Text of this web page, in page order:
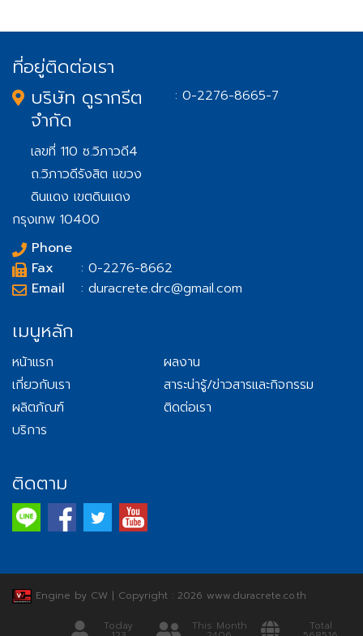
ที่อยู่ติดต่อเรา
บริษัท ดูรากรีต
จำกัด
เลขที่ 110 ซ.วิภาวดี4
ถ.วิภาวดีรังสิต แขวง
ดินแดง เขตดินแดง
กรุงเทพ 10400
Phone
: 0-2276-8665-7
Fax
: 0-2276-8662
Email
: duracrete.drc@gmail.com
เมนูหลัก
หน้าแรก
เกี่ยวกับเรา
ผลิตภัณฑ์
บริการ
ผลงาน
สาระน่ารู้/ข่าวสารและกิจกรรม
ติดต่อเรา
ติดตาม
Engine by CW | Copyright : 2026 www.duracrete.co.th
Today This Month Total